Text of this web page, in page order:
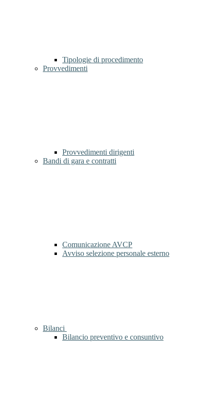
Tipologie di procedimento
Provvedimenti
Provvedimenti dirigenti
Bandi di gara e contratti
Comunicazione AVCP
Avviso selezione personale esterno
Bilanci
Bilancio preventivo e consuntivo